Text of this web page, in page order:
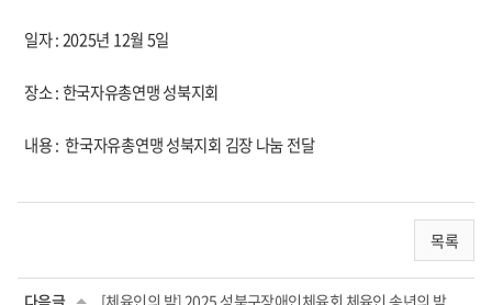
일자 : 2025년 12월 5일
장소 : 한국자유총연맹 성북지회
내용 : 한국자유총연맹 성북지회 김장 나눔 전달
목록
다음글 [체육인의 밤] 2025 성북구장애인체육회 체육인 송년의 밤